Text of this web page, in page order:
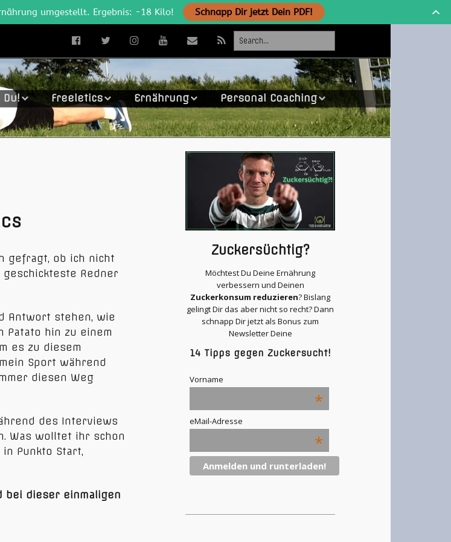
Freeletics Ernährung Personal Coaching
gefragt, ob ich nicht
Redner
Antwort stehen, wie
Patato hin zu einem
es zu diesem
Sport während
diesen Weg
des Interviews
Was wolltet ihr schon
Punkto Start,
bei dieser einmaligen
Zuckersüchtig?
Möchtest Du Deine Ernährung
verbessern und Deinen
Zuckerkonsum reduzieren? Bislang
gelingt Dir das aber nicht so recht? Dann
schnapp Dir jetzt als Bonus zum
Newsletter Deine
14 Tipps gegen Zuckersucht!
Vorname
*
eMail-Adresse
*
umgestellt. Ergebnis: -18 Kilo! Schnapp Dir jetzt Dein PDF!